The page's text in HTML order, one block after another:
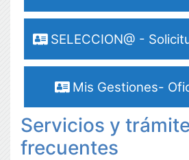
SELECCION@ -
Mis Gestiones-
Servicios y
frecuentes